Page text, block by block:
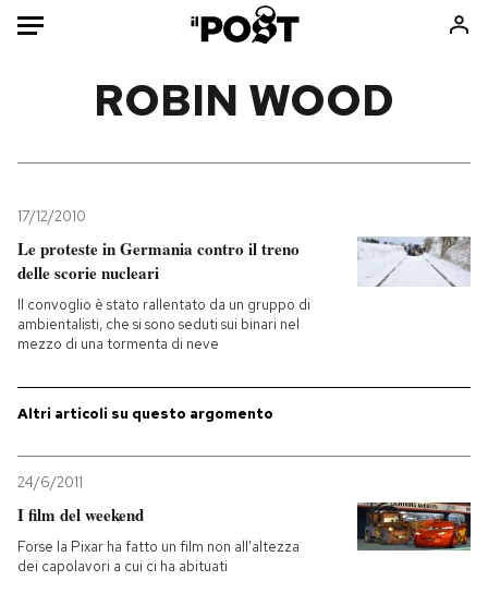
Mondo
Politica
Tecnologia
Internet
Scienza
Economia
Consumismi
Ok Boomer!
ROBIN WOOD
17/12/2010
Le proteste in Germania contro il treno
delle scorie nucleari
Il convoglio è stato rallentato da un gruppo di
ambientalisti, che si sono seduti sui binari nel
mezzo di una tormenta di neve
Altri articoli su questo argomento
24/6/2011
I film del weekend
Forse la Pixar ha fatto un film non all'altezza
dei capolavori a cui ci ha abituati